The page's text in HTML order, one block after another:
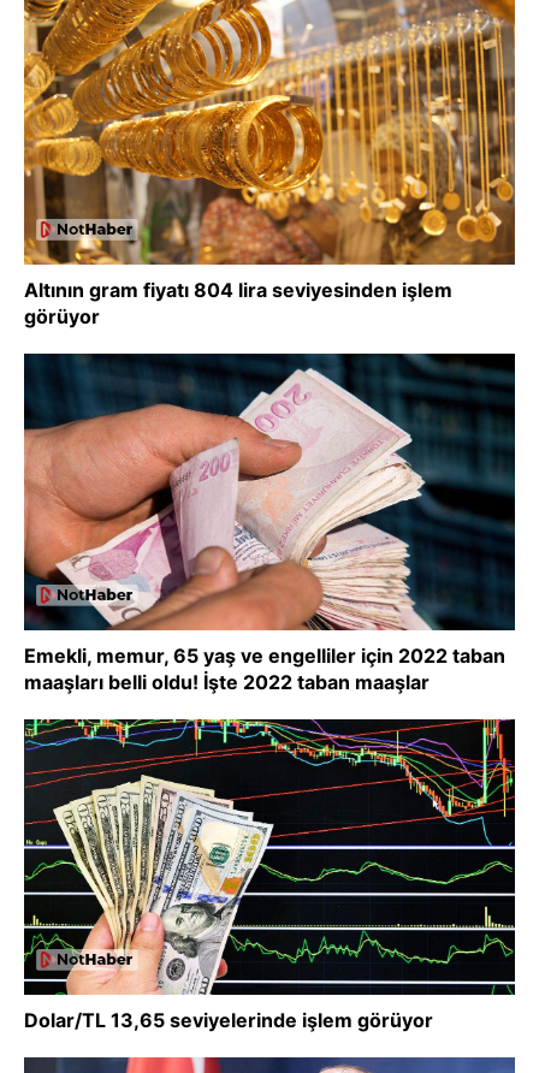
Altının gram fiyatı 804 lira seviyesinden işlem
görüyor
Emekli, memur, 65 yaş ve engelliler için 2022 taban
maaşları belli oldu! İşte 2022 taban maaşlar
Dolar/TL 13,65 seviyelerinde işlem görüyor